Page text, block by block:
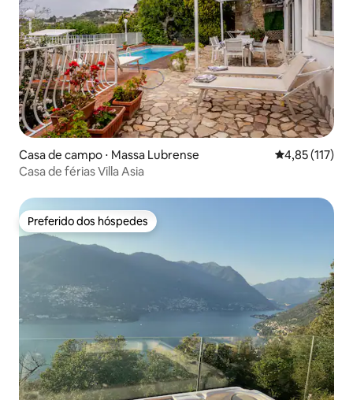
Casa de campo ⋅ Massa Lubrense 4,85 de uma
4,85 (117)
Casa de férias Villa Asia
Preferido dos hóspedes
Preferido dos hóspedes